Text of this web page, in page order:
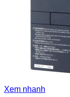
Xem nhanh